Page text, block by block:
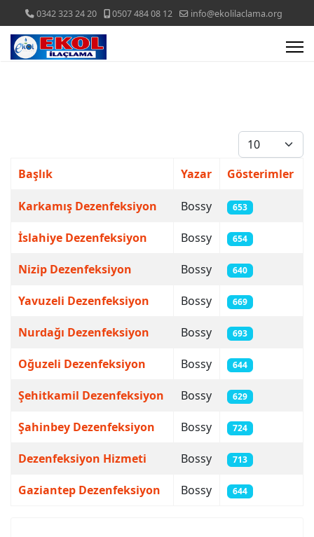
0342 323 24 20 0507 484 08 12 info@ekolilaclama.org
Göster #
Başlık Yazar Gösterimler
Karkamış Dezenfeksiyon Bossy 653
İslahiye Dezenfeksiyon Bossy 654
Nizip Dezenfeksiyon Bossy 640
Yavuzeli Dezenfeksiyon Bossy 669
Nurdağı Dezenfeksiyon Bossy 693
Oğuzeli Dezenfeksiyon Bossy 644
Şehitkamil Dezenfeksiyon Bossy 629
Şahinbey Dezenfeksiyon Bossy 724
Dezenfeksiyon Hizmeti Bossy 713
Gaziantep Dezenfeksiyon Bossy 644